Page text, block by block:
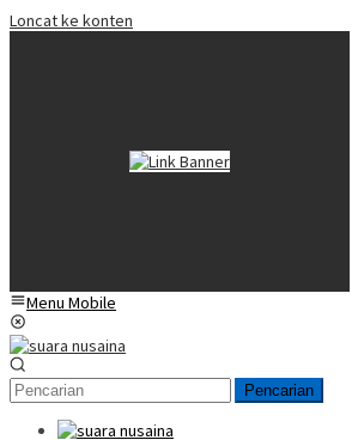
Loncat ke konten
Menu Mobile
Pencarian